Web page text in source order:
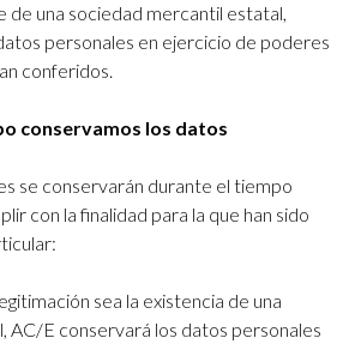
de una sociedad mercantil estatal,
personales en ejercicio de poderes
conferidos.
conservamos los datos
se conservarán durante el tiempo
con la finalidad para la que han sido
sea la existencia de una
AC/E conservará los datos personales